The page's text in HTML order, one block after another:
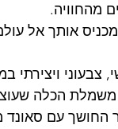
מהחוויה.
אותך אל
רב חושי, צבעוני
הכלה
החושך עם סאונד